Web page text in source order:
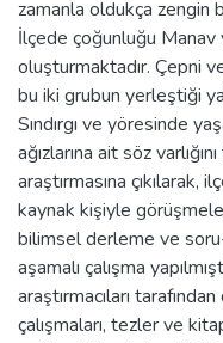
zamanla oldukça zengin
İlçede çoğunluğu Manav
oluşturmaktadır. Çepni
bu iki grubun yerleştiği
Sındırgı ve yöresinde
ağızlarına ait söz
araştırmasına
kaynak kişiyle
bilimsel derleme ve
aşamalı çalışma
araştırmacıları
çalışmaları, tezler ve